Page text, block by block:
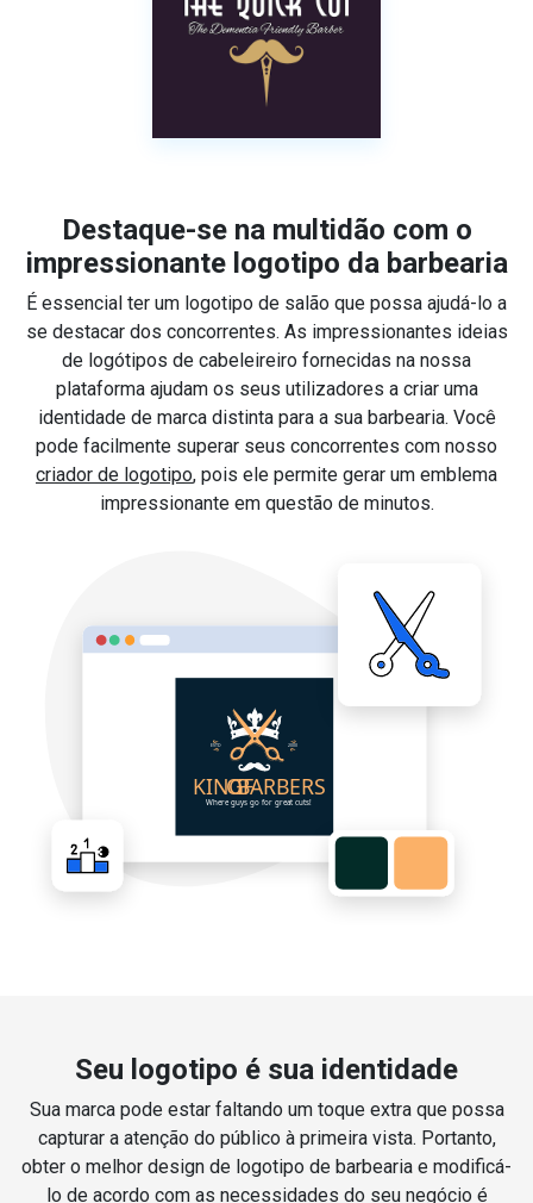
Destaque-se na multidão com o
impressionante logotipo da barbearia
É essencial ter um logotipo de salão que possa ajudá-lo a
se destacar dos concorrentes. As impressionantes ideias
de logótipos de cabeleireiro fornecidas na nossa
plataforma ajudam os seus utilizadores a criar uma
identidade de marca distinta para a sua barbearia. Você
pode facilmente superar seus concorrentes com nosso
criador de logotipo, pois ele permite gerar um emblema
impressionante em questão de minutos.
Seu logotipo é sua identidade
Sua marca pode estar faltando um toque extra que possa
capturar a atenção do público à primeira vista. Portanto,
obter o melhor design de logotipo de barbearia e modificá-
lo de acordo com as necessidades do seu negócio é